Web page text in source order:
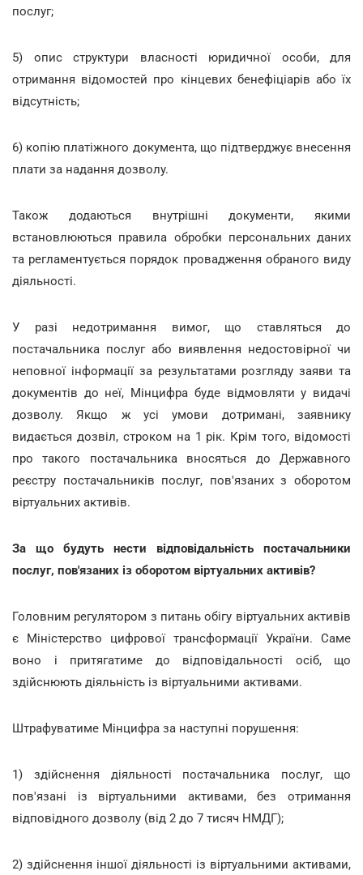
послуг;
5) опис структури власності юридичної особи, для
отримання відомостей про кінцевих бенефіціарів або їх
відсутність;
6) копію платіжного документа, що підтверджує внесення
плати за надання дозволу.
Також додаються внутрішні документи, якими
встановлюються правила обробки персональних даних
та регламентується порядок провадження обраного виду
діяльності.
У разі недотримання вимог, що ставляться до
постачальника послуг або виявлення недостовірної чи
неповної інформації за результатами розгляду заяви та
документів до неї, Мінцифра буде відмовляти у видачі
дозволу. Якщо ж усі умови дотримані, заявнику
видається дозвіл, строком на 1 рік. Крім того, відомості
про такого постачальника вносяться до Державного
реєстру постачальників послуг, пов'язаних з оборотом
віртуальних активів.
За що будуть нести відповідальність постачальники
послуг, пов'язаних із оборотом віртуальних активів?
Головним регулятором з питань обігу віртуальних активів
є Міністерство цифрової трансформації України. Саме
воно і притягатиме до відповідальності осіб, що
здійснюють діяльність із віртуальними активами.
Штрафуватиме Мінцифра за наступні порушення:
1) здійснення діяльності постачальника послуг, що
пов'язані із віртуальними активами, без отримання
відповідного дозволу (від 2 до 7 тисяч НМДГ);
2) здійснення іншої діяльності із віртуальними активами,